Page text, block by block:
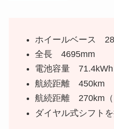
ホイールベース
全長 4695mm
電池容量 71.4kWh
航続距離 450km
航続距離 270km（
ダイヤル式シフト